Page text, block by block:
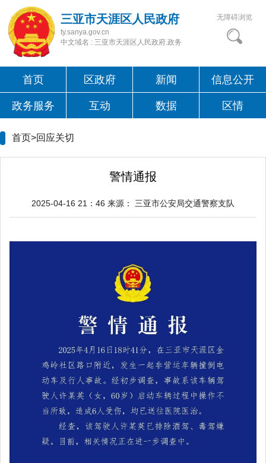
三亚市天涯区人民政府
ty.sanya.gov.cn
中文域名 : 三亚市天涯区人民政府.政务
无障碍浏览
首页 区政府 新闻 信息公开
政务服务 互动 数据 区情
首页>回应关切
警情通报
2025-04-16 21：46 来源： 三亚市公安局交通警察支队